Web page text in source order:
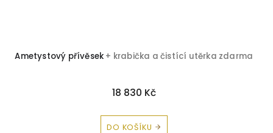
Ametystový přívěsek + krabička a čistící utěrka zdarma
18 830 Kč
DO KOŠÍKU